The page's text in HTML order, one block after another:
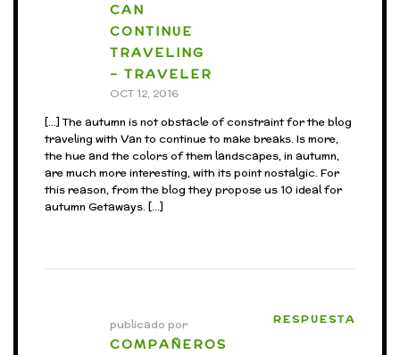
CAN
CONTINUE
TRAVELING
– TRAVELER
OCT 12, 2016
[…] The autumn is not obstacle of constraint for the blog
traveling with Van to continue to make breaks. Is more,
the hue and the colors of them landscapes, in autumn,
are much more interesting, with its point nostalgic. For
this reason, from the blog they propose us 10 ideal for
autumn Getaways. […]
publicado por
COMPAÑEROS
RESPUESTA